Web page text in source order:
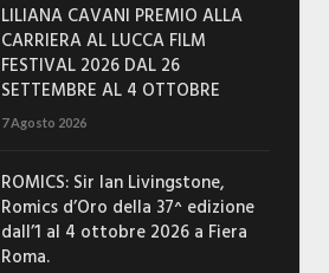
LILIANA CAVANI PREMIO ALLA
CARRIERA AL LUCCA FILM
FESTIVAL 2026 DAL 26
SETTEMBRE AL 4 OTTOBRE
7 Agosto 2026
ROMICS: Sir Ian Livingstone,
Romics d’Oro della 37^ edizione
dall’1 al 4 ottobre 2026 a Fiera
Roma.